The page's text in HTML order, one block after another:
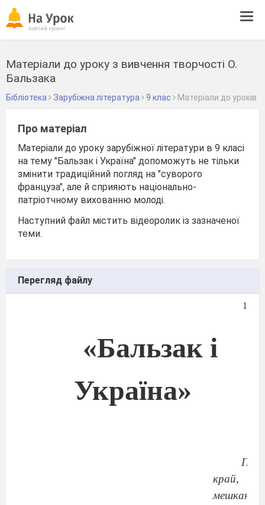
Матеріали до уроку з вивчення творчості О.
Бальзака
Бібліотека Зарубіжна література 9 клас Матеріали до уроків
Про матеріал
Матеріали до уроку зарубіжної літератури в 9 класі
на тему "Бальзак і Україна" допоможуть не тільки
змінити традиційний погляд на "суворого
француза", але й сприяють національно-
патріотчному вихованню молоді.
Наступний файл містить відеоролик із зазначеної
теми.
Перегляд файлу
1
«Бальзак і
Україна»
край,
мешканці